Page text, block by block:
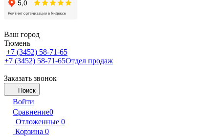
Ваш город
Тюмень
+7 (3452) 58-71-65
+7 (3452) 58-71-65Отдел продаж
Заказать звонок
Поиск
Войти
Сравнение0
Отложенные 0
Корзина 0